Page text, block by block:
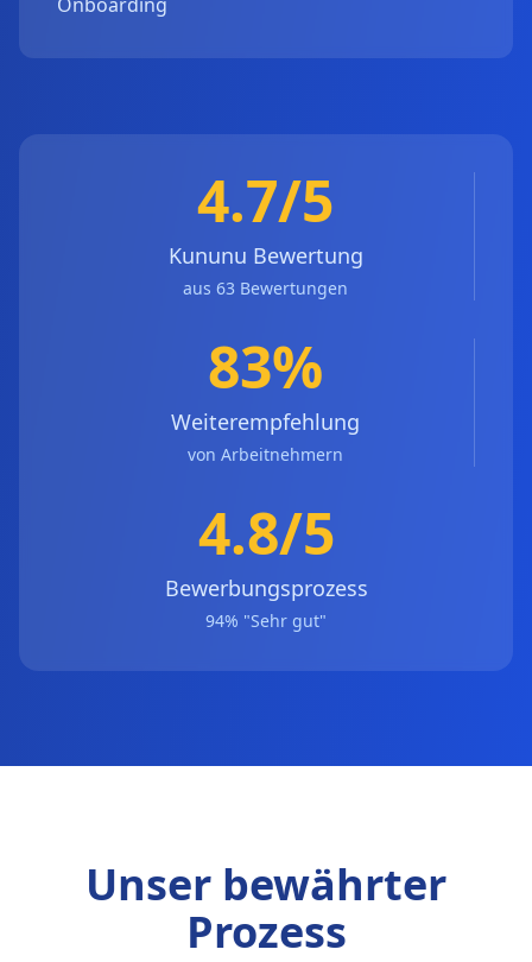
4.7/5
Kununu Bewertung
aus 63 Bewertungen
83%
Weiterempfehlung
von Arbeitnehmern
4.8/5
Bewerbungsprozess
94% "Sehr gut"
Unser bewährter
Prozess